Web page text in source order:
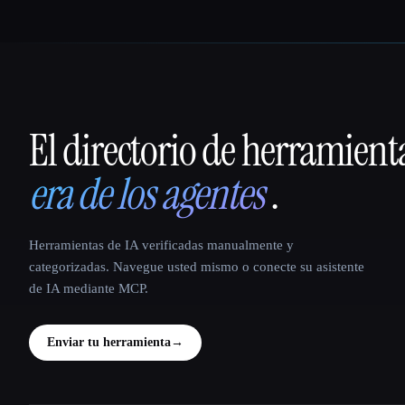
That AI Collection
El directorio de
era de los agentes.
Herramientas de IA verificadas manualmente y
categorizadas. Navegue usted mismo o conecte su asistente
de IA mediante MCP.
Enviar tu herramienta→